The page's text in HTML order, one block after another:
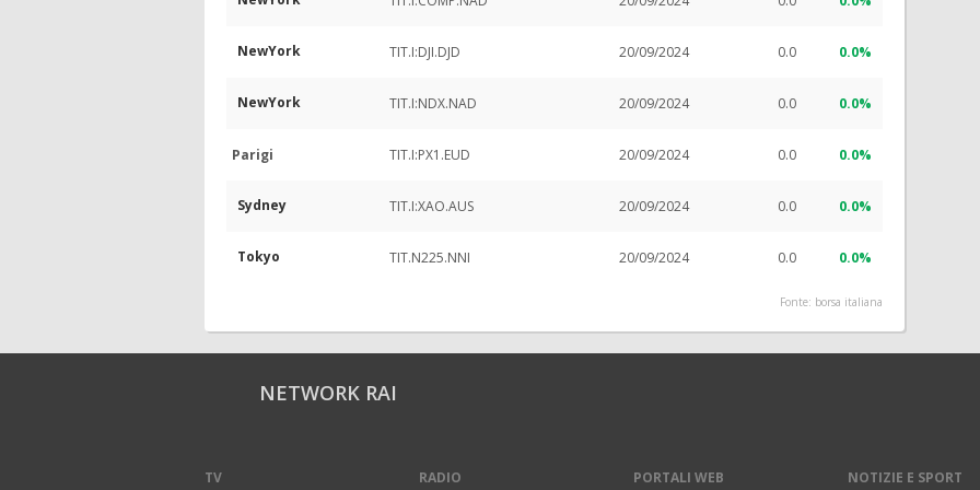
NewYork TIT.I:DJI.DJD 20/09/2024 0.0 0.0%
NewYork TIT.I:NDX.NAD 20/09/2024 0.0 0.0%
Parigi TIT.I:PX1.EUD 20/09/2024 0.0 0.0%
Sydney TIT.I:XAO.AUS 20/09/2024 0.0 0.0%
Tokyo TIT.N225.NNI 20/09/2024 0.0 0.0%
Fonte: borsa italiana
NETWORK RAI
TV RADIO PORTALI WEB NOTIZIE E SPORT